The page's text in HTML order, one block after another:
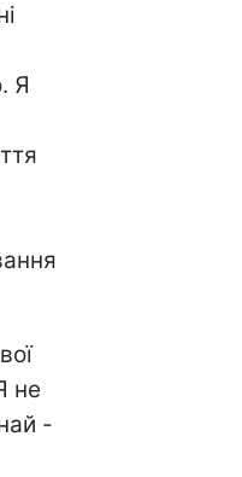
Я
не
-